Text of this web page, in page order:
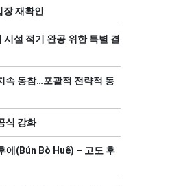
장 재확인
설 적기 완공 위한 특별 결
속 동참…포괄적 전략적 동
식 강화
에(Bún Bò Huế) – 고도 후